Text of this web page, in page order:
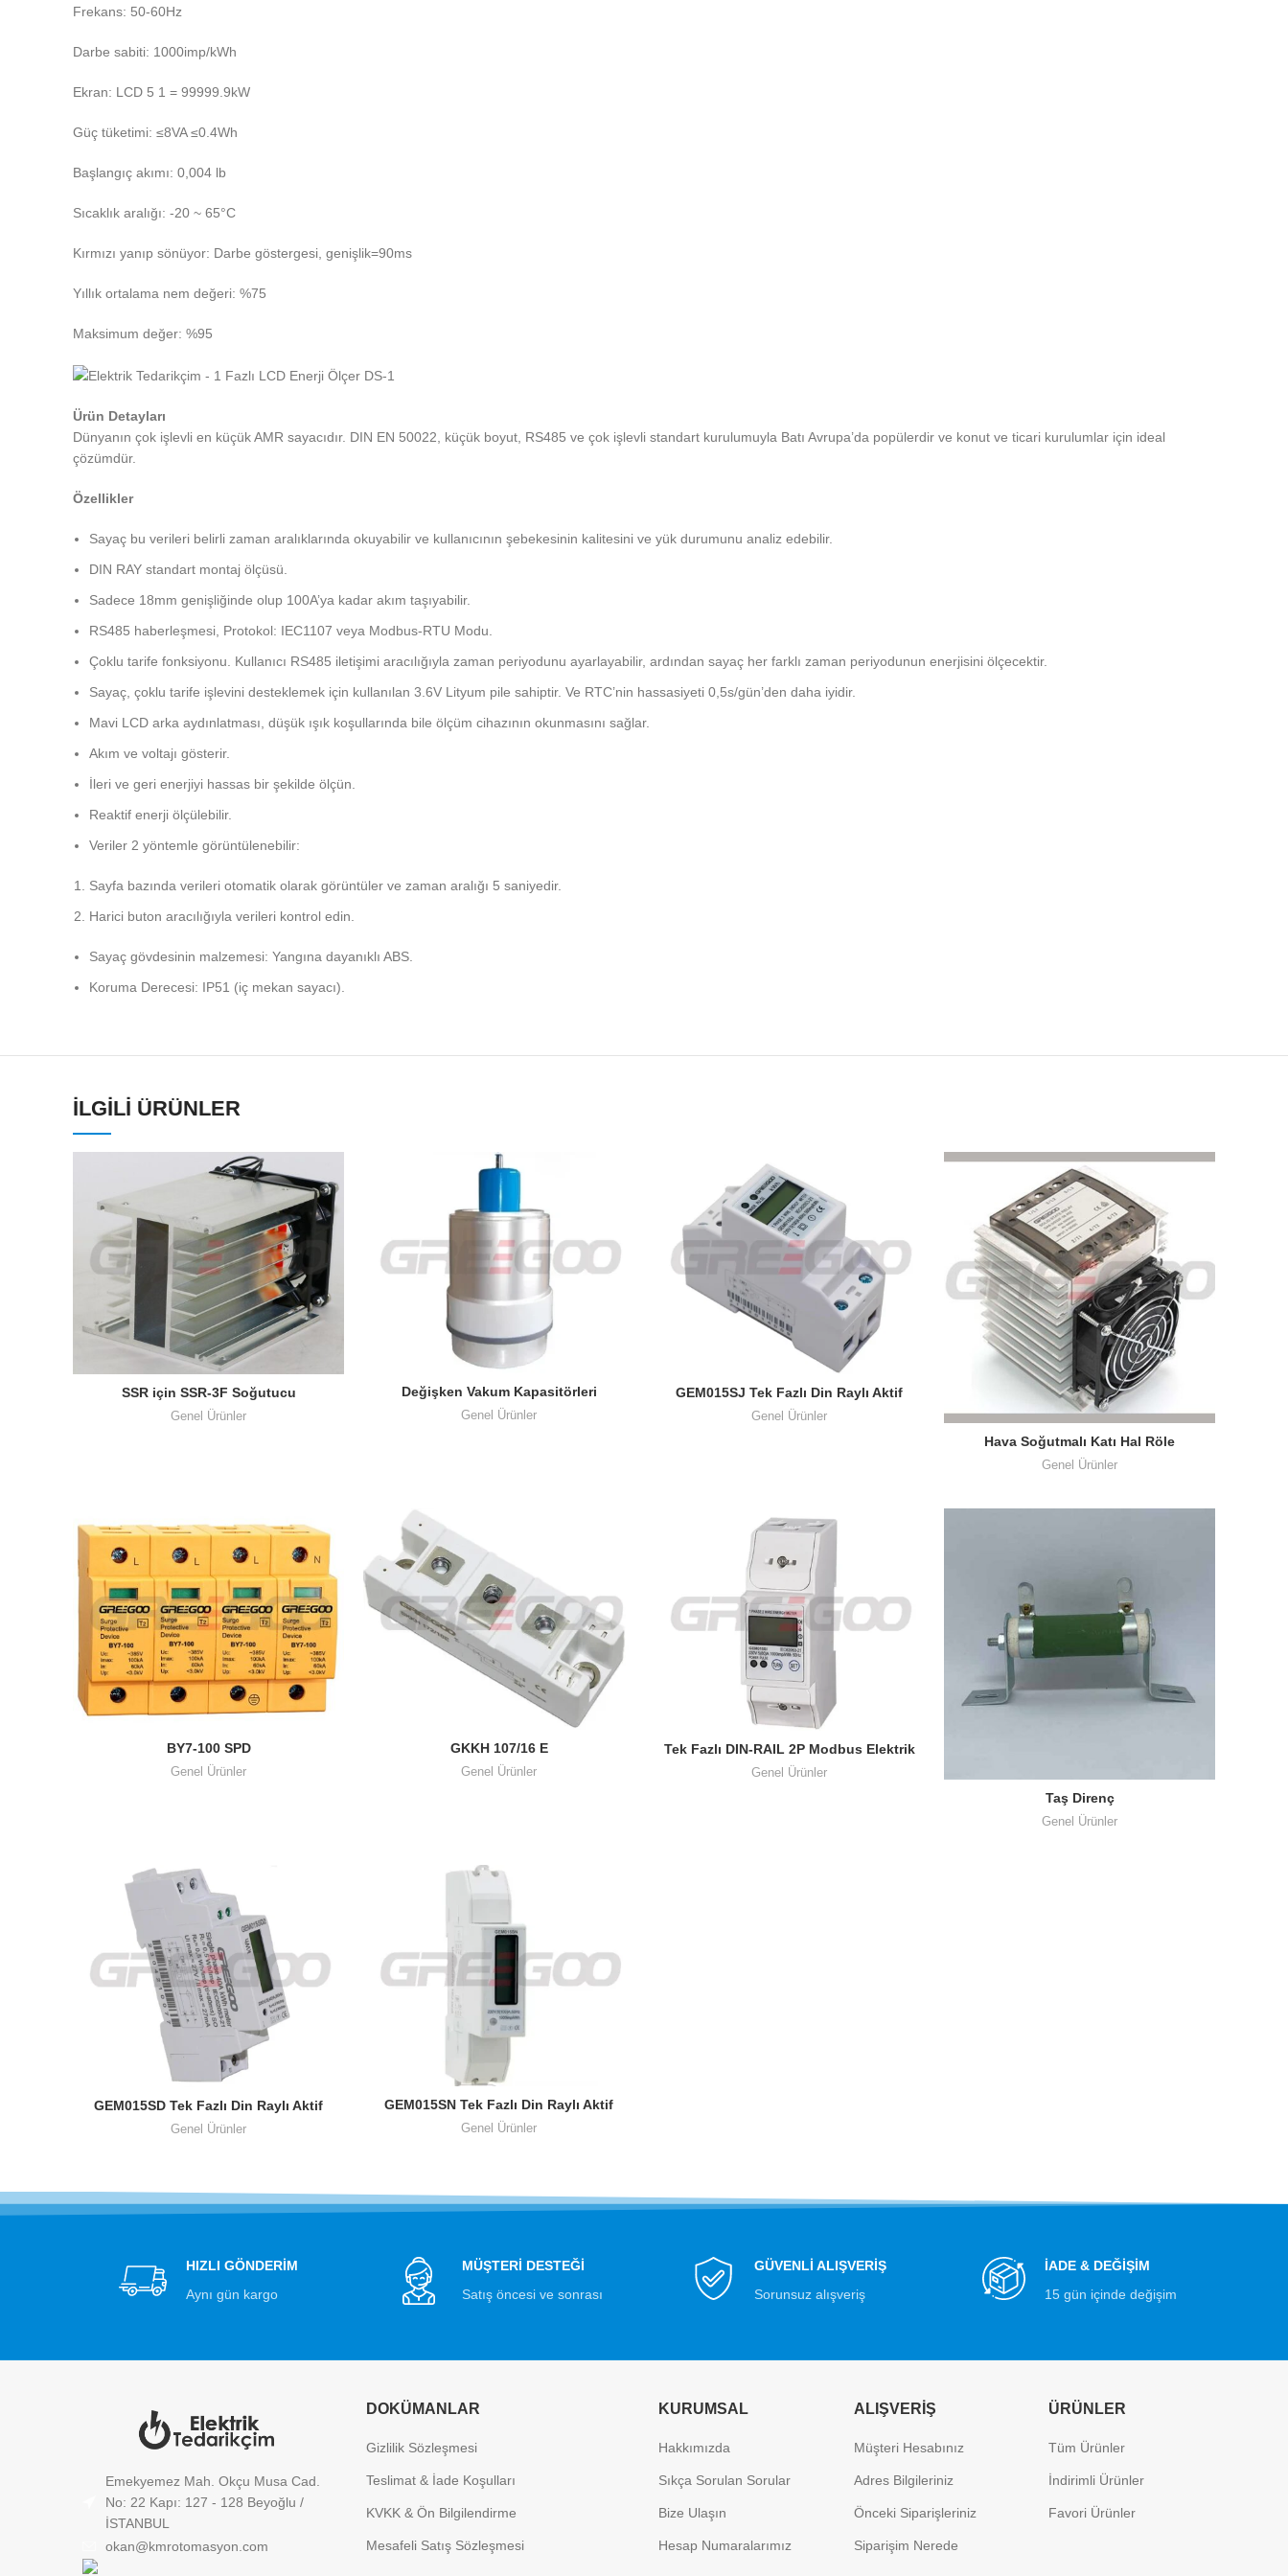
Frekans: 50-60Hz
Darbe sabiti: 1000imp/kWh
Ekran: LCD 5 1 = 99999.9kW
Güç tüketimi: ≤8VA ≤0.4Wh
Başlangıç ​​akımı: 0,004 lb
Sıcaklık aralığı: -20 ~ 65°C
Kırmızı yanıp sönüyor: Darbe göstergesi, genişlik=90ms
Yıllık ortalama nem değeri: %75
Maksimum değer: %95
Ürün Detayları
Dünyanın çok işlevli en küçük AMR sayacıdır. DIN EN 50022, küçük boyut, RS485 ve çok işlevli standart kurulumuyla Batı Avrupa’da popülerdir ve konut ve ticari kurulumlar için ideal
çözümdür.
Özellikler
Sayaç bu verileri belirli zaman aralıklarında okuyabilir ve kullanıcının şebekesinin kalitesini ve yük durumunu analiz edebilir.
DIN RAY standart montaj ölçüsü.
Sadece 18mm genişliğinde olup 100A’ya kadar akım taşıyabilir.
RS485 haberleşmesi, Protokol: IEC1107 veya Modbus-RTU Modu.
Çoklu tarife fonksiyonu. Kullanıcı RS485 iletişimi aracılığıyla zaman periyodunu ayarlayabilir, ardından sayaç her farklı zaman periyodunun enerjisini ölçecektir.
Sayaç, çoklu tarife işlevini desteklemek için kullanılan 3.6V Lityum pile sahiptir. Ve RTC’nin hassasiyeti 0,5s/gün’den daha iyidir.
Mavi LCD arka aydınlatması, düşük ışık koşullarında bile ölçüm cihazının okunmasını sağlar.
Akım ve voltajı gösterir.
İleri ve geri enerjiyi hassas bir şekilde ölçün.
Reaktif enerji ölçülebilir.
Veriler 2 yöntemle görüntülenebilir:
Sayfa bazında verileri otomatik olarak görüntüler ve zaman aralığı 5 saniyedir.
Harici buton aracılığıyla verileri kontrol edin.
Sayaç gövdesinin malzemesi: Yangına dayanıklı ABS.
Koruma Derecesi: IP51 (iç mekan sayacı).
İLGILI ÜRÜNLER
SSR için SSR-3F Soğutucu
Genel Ürünler
Değişken Vakum Kapasitörleri
Genel Ürünler
GEM015SJ Tek Fazlı Din Raylı Aktif
Enerji Sayacı
Genel Ürünler
Hava Soğutmalı Katı Hal Röle
Düzenekleri
Genel Ürünler
BY7-100 SPD
Genel Ürünler
GKKH 107/16 E
Genel Ürünler
Tek Fazlı DIN-RAIL 2P Modbus Elektrik
Güç Ölçer LCD Dijital Enerji Ölçer
Genel Ürünler
Taş Direnç
Genel Ürünler
GEM015SD Tek Fazlı Din Raylı Aktif
Enerji Sayacı
Genel Ürünler
GEM015SN Tek Fazlı Din Raylı Aktif
Enerji Sayacı
Genel Ürünler
HIZLI GÖNDERİM
Aynı gün kargo
MÜŞTERİ DESTEĞİ
Satış öncesi ve sonrası
GÜVENLİ ALIŞVERİŞ
Sorunsuz alışveriş
İADE & DEĞİŞİM
15 gün içinde değişim
Emekyemez Mah. Okçu Musa Cad.
No: 22 Kapı: 127 - 128 Beyoğlu /
İSTANBUL
okan@kmrotomasyon.com
DOKÜMANLAR
Gizlilik Sözleşmesi
Teslimat & İade Koşulları
KVKK & Ön Bilgilendirme
Mesafeli Satış Sözleşmesi
KURUMSAL
Hakkımızda
Sıkça Sorulan Sorular
Bize Ulaşın
Hesap Numaralarımız
ALIŞVERIŞ
Müşteri Hesabınız
Adres Bilgileriniz
Önceki Siparişleriniz
Siparişim Nerede
ÜRÜNLER
Tüm Ürünler
İndirimli Ürünler
Favori Ürünler